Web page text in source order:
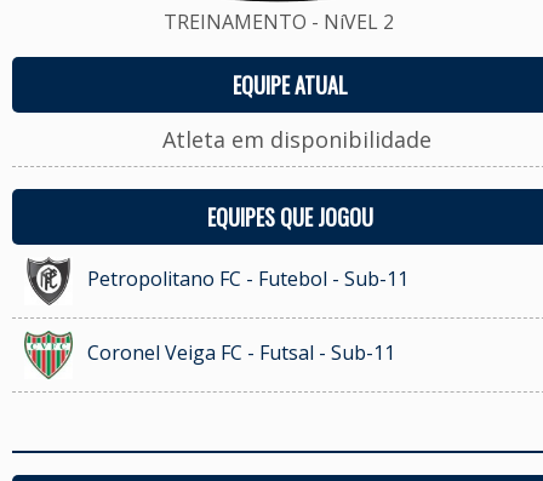
TREINAMENTO - NíVEL 2
EQUIPE ATUAL
Atleta em disponibilidade
EQUIPES QUE JOGOU
Petropolitano FC - Futebol - Sub-11
Coronel Veiga FC - Futsal - Sub-11